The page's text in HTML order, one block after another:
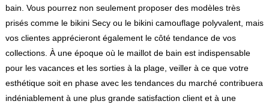
bain. Vous pourrez non seulement proposer des modèles très
prisés comme le bikini Secy ou le bikini camouflage polyvalent, mais
vos clientes apprécieront également le côté tendance de vos
collections. À une époque où le maillot de bain est indispensable
pour les vacances et les sorties à la plage, veiller à ce que votre
esthétique soit en phase avec les tendances du marché contribuera
indéniablement à une plus grande satisfaction client et à une